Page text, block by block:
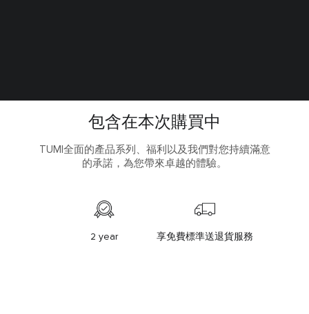
包含在本次購買中
TUMI全面的產品系列、福利以及我們對您持續滿意
的承諾，為您帶來卓越的體驗。
2 year 享免費標準送退貨服務